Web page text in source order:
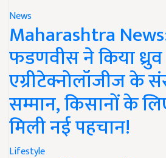
News
Maharashtra
फडणवीस ने किया ध्रुव
एग्रीटेक्नोलॉजीज के
सम्मान, किसानों के
मिली नई पहचान!
Lifestyle